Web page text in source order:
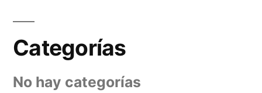
Categorías
No hay categorías